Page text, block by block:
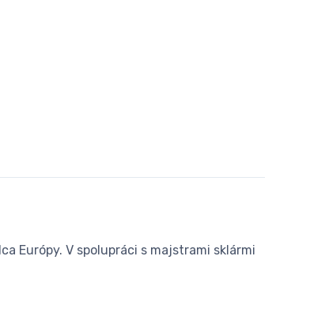
Európy. V spolupráci s majstrami sklármi